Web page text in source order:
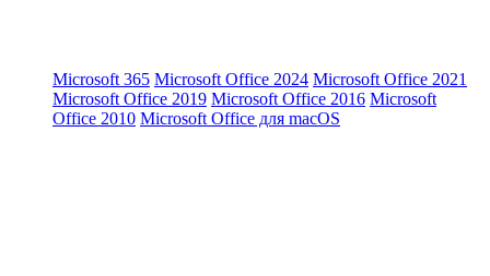
Microsoft 365 Microsoft Office 2024 Microsoft Office 2021
Microsoft Office 2019 Microsoft Office 2016 Microsoft
Office 2010 Microsoft Office для macOS